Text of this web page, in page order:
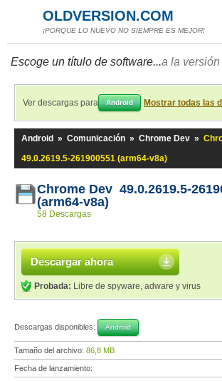
OLDVERSION.COM
¡PORQUE LO NUEVO NO SIEMPRE ES MEJOR!
Escoge un título de software...a la
Ver descargas para Android Mostrar todas las
Android » Comunicación » Chrome Dev »
49.0.2619.5-261900551 (arm64-v8a)
Chrome Dev 49.0.2619.5-
(arm64-v8a)
58 Descargas
Descargar ahora
Probada: Libre de spyware, adware y virus
Descargas disponibles: Android
Tamaño del archivo: 86,8 MB
Fecha de lanzamiento: